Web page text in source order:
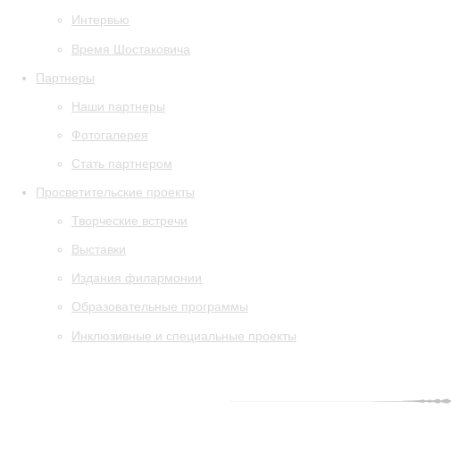
Интервью
Время Шостаковича
Партнеры
Наши партнеры
Фотогалерея
Стать партнером
Просветительские проекты
Творческие встречи
Выставки
Издания филармонии
Образовательные программы
Инклюзивные и специальные проекты